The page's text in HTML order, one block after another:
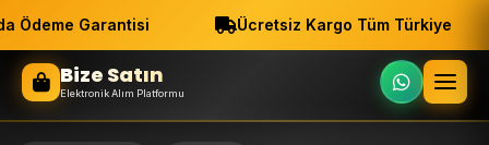
Ödeme Garantisi Ücretsiz Kargo Tüm Türkiye
Bize Satın
Elektronik Alım Platformu